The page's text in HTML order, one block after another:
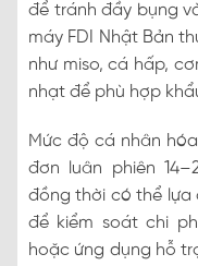
để tránh đầy bụng
máy FDI Nhật Bản
như miso, cá hấp,
nhạt để phù hợp
Mức độ cá nhân
đơn luân phiên
đồng thời có thể lựa
để kiểm soát chi
hoặc ứng dụng hỗ